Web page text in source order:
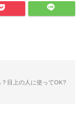
目上の人に使ってOK?